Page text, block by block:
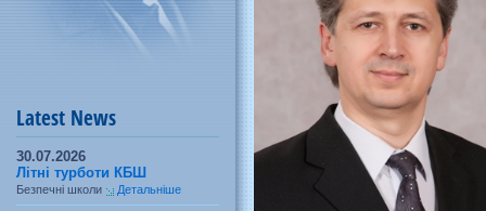
Latest News
30.07.2026
Літні турботи КБШ
Безпечні школи Детальніше